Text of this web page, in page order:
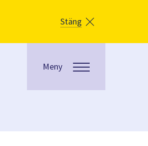
Stäng
Meny